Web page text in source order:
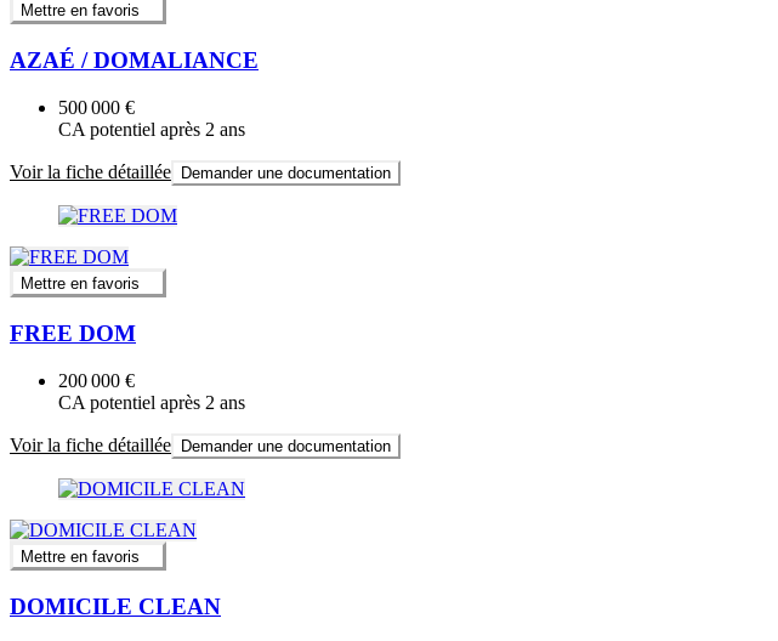
Mettre en favoris
AZAÉ / DOMALIANCE
500 000 €
CA potentiel après 2 ans
Voir la fiche détaillée Demander une documentation
Mettre en favoris
FREE DOM
200 000 €
CA potentiel après 2 ans
Voir la fiche détaillée Demander une documentation
Mettre en favoris
DOMICILE CLEAN